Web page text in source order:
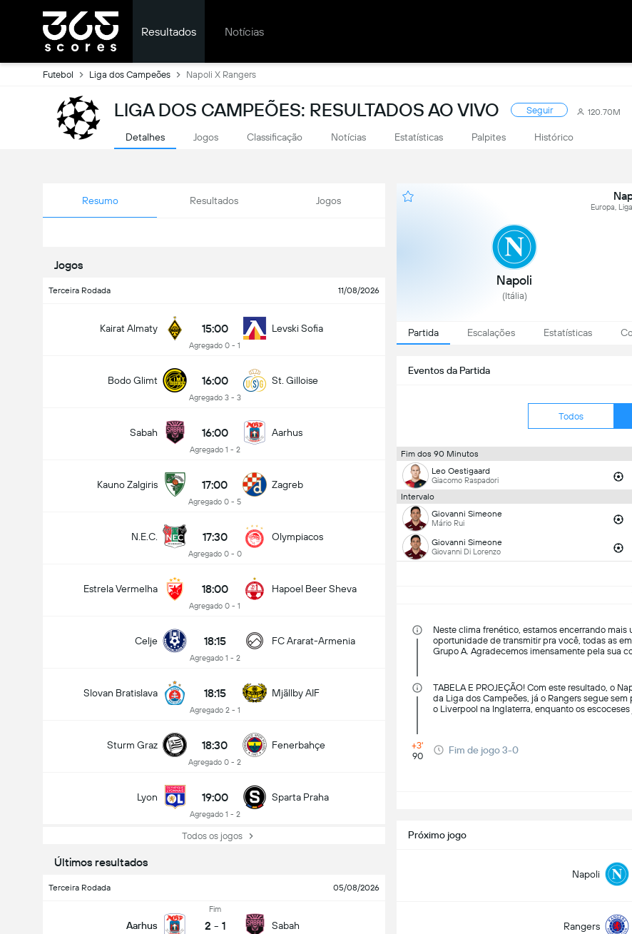
Resultados Notícias
Futebol Liga dos Campeões Napoli X Rangers
LIGA DOS CAMPEÕES: RESULTADOS AO VIVO Seguir 120.70M
Detalhes Jogos Classificação Notícias Estatísticas Palpites Histórico
Resumo Resultados Jogos
Jogos
Terceira Rodada 11/08/2026
Kairat Almaty 15:00
Agregado 0 - 1
Levski Sofia
Bodo Glimt 16:00
Agregado 3 - 3
St. Gilloise
Sabah 16:00
Agregado 1 - 2
Aarhus
Kauno Zalgiris 17:00
Agregado 0 - 5
Zagreb
N.E.C. 17:30
Agregado 0 - 0
Olympiacos
Estrela Vermelha 18:00
Agregado 0 - 1
Hapoel Beer Sheva
Celje 18:15
Agregado 1 - 2
FC Ararat-Armenia
Slovan Bratislava 18:15
Agregado 2 - 1
Mjällby AIF
Sturm Graz 18:30
Agregado 0 - 2
Fenerbahçe
Lyon 19:00
Agregado 1 - 2
Sparta Praha
Todos os jogos
Últimos resultados
Terceira Rodada 05/08/2026
Aarhus
Fim
2 - 1 Sabah
Europa,
Napoli
(Itália)
Partida Escalações Estatísticas
Eventos da Partida
Todos
Fim dos 90 Minutos
Leo Oestigaard
Giacomo Raspadori
Intervalo
Giovanni Simeone
Mário Rui
Giovanni Simeone
Giovanni Di Lorenzo
Neste clima frenético, estamos encerrando
oportunidade de transmitir pra você, todas as
Grupo A. Agradecemos imensamente pela sua
TABELA E PROJEÇÃO! Com este resultado, o
da Liga dos Campeões, já o Rangers segue
o Liverpool na Inglaterra, enquanto os
+3'
90
Fim de jogo 3-0
Próximo jogo
Napoli
Rangers